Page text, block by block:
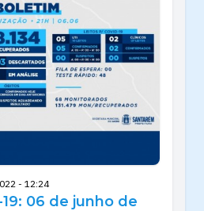
- 12:24
06 de junho de